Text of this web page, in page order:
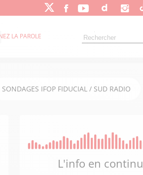
LA PAROLE
SONDAGES IFOP FIDUCIAL / SUD RADIO
L'info en continu